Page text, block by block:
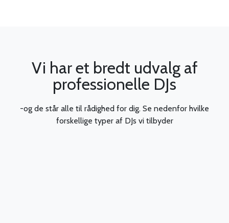
Vi har et bredt udvalg af
professionelle DJs
-og de står alle til rådighed for dig. Se nedenfor hvilke
forskellige typer af DJs vi tilbyder